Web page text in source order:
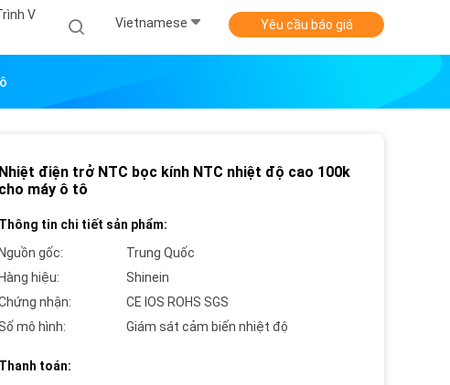
V
Vietnamese Yêu cầu báo giá
Nhiệt điện trở NTC bọc kính NTC nhiệt độ cao 100k
cho máy ô tô
Thông tin chi tiết sản phẩm:
Nguồn gốc:
Trung Quốc
Hàng hiệu:
Shinein
nhận:
CE IOS ROHS SGS
mô hình:
Giám sát cảm biến nhiệt độ
Thanh toán: